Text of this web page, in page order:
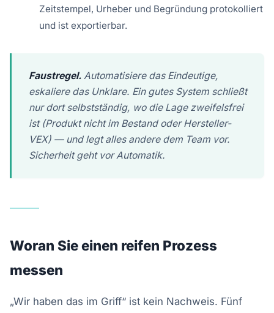
Zeitstempel, Urheber und Begründung protokolliert
und ist exportierbar.
Faustregel. Automatisiere das Eindeutige,
eskaliere das Unklare. Ein gutes System schließt
nur dort selbstständig, wo die Lage zweifelsfrei
ist (Produkt nicht im Bestand oder Hersteller-
VEX) — und legt alles andere dem Team vor.
Sicherheit geht vor Automatik.
Woran Sie einen reifen Prozess
messen
„Wir haben das im Griff“ ist kein Nachweis. Fünf